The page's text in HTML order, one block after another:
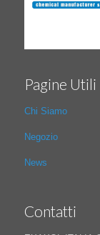
Pagine Utili
Chi Siamo
Negozio
News
Contatti